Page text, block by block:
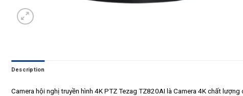
Description
Camera hội nghị truyền hình 4K PTZ Tezag TZ820AI là Camera 4K chất